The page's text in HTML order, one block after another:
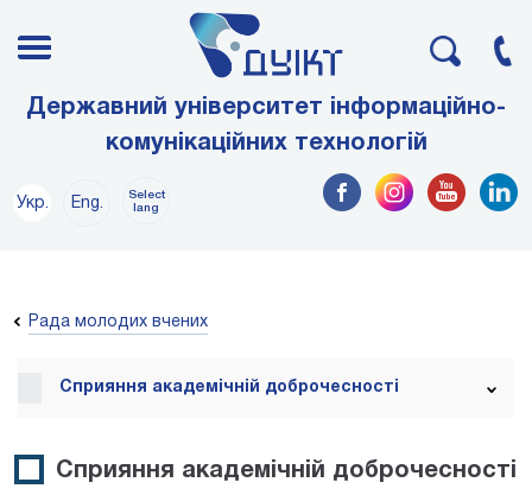
Державний університет інформаційно-
комунікаційних технологій
Укр. Eng.
Select
lang
Рада молодих вчених
Сприяння академічній доброчесності
Сприяння академічній доброчесності